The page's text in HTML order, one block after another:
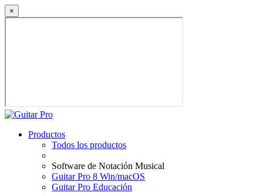
×
Productos
Todos los productos
Software de Notación Musical
Guitar Pro 8 Win/macOS
Guitar Pro Educación